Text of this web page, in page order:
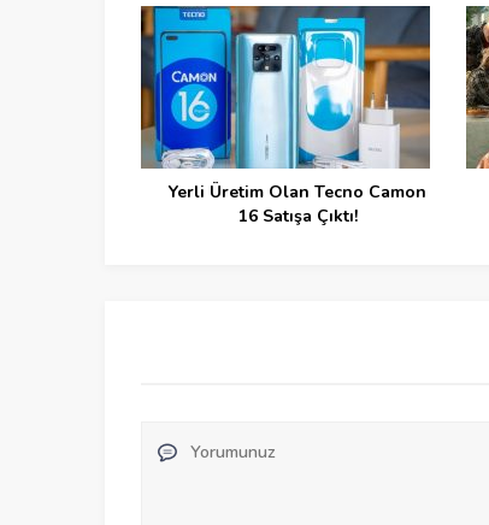
Yerli Üretim Olan Tecno Camon
16 Satışa Çıktı!